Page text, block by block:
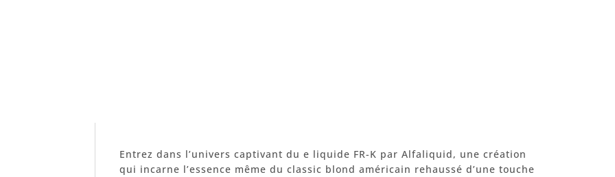
Entrez dans l’univers captivant du e liquide FR-K par Alfaliquid, une création
qui incarne l’essence même du classic blond américain rehaussé d’une touche